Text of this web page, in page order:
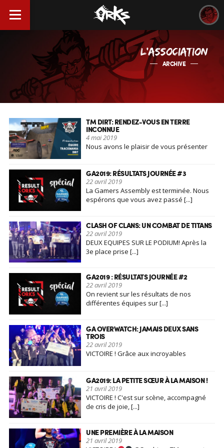
L’ASSOCIATION
ARCHIVE
TM DIRT: RENDEZ-VOUS EN TERRE
INCONNUE
4 mai 2019
Nous avons le plaisir de vous présenter
GA2019: RÉSULTATS JOURNÉE #3
22 avril 2019
La Gamers Assembly est terminée. Nous
espérons que vous avez passé [...]
CLASH OF CLANS: UN COMBAT DE TITANS
22 avril 2019
DEUX EQUIPES SUR LE PODIUM! Après la
3e place prise [...]
GA2019 : RÉSULTATS JOURNÉE #2
22 avril 2019
On revient sur les résultats de nos
différentes équipes sur [...]
GA OVERWATCH: JAMAIS DEUX SANS
TROIS
22 avril 2019
VICTOIRE ! Grâce aux incroyables
GA2019: LA PETITE SŒUR À LA MAISON !
21 avril 2019
VICTOIRE ! C'est sur scène, accompagné
de cris de joie, [...]
UNE PREMIÈRE À LA MAISON
21 avril 2019